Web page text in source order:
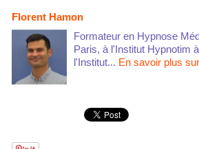
Florent Hamon
Formateur en Hypnose
Paris, à l'Institut Hypnotim
l'Institut... En savoir plus